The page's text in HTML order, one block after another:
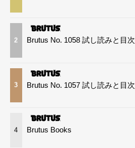
2 Brutus No. 1058 試し読みと目次
3 Brutus No. 1057 試し読みと目次
4 Brutus Books